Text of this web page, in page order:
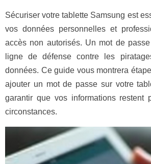
Sécuriser votre tablette Samsung est
vos données personnelles et
accès non autorisés. Un mot de
ligne de défense contre les
données. Ce guide vous montrera
ajouter un mot de passe sur votre
garantir que vos informations restent
circonstances.